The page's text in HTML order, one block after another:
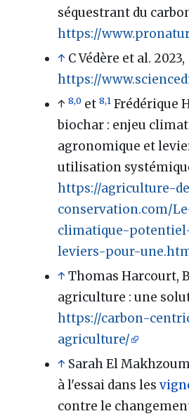
séquestrant du
https://
↑ C Védère et al. 2023,
https://
↑8,0 et8,1 Frédérique
biochar : enjeu
agronomique et
utilisation
https://agriculture-
conservation.com/
climatique-
leviers-pour-
↑Thomas Harcourt,
agriculture : une
https://carbon-
agriculture/
↑ Sarah El
à l'essai dans les
contre le